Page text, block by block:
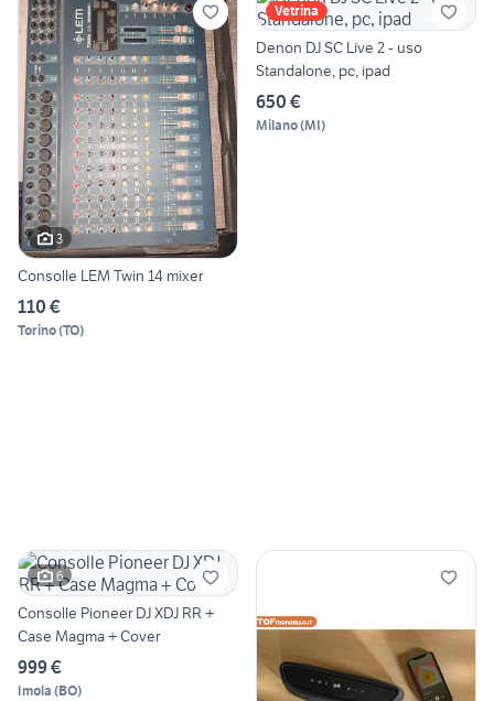
3
Consolle LEM Twin 14 mixer
110 €
Torino(TO)
Vetrina
Denon DJ SC Live 2 - uso
Standalone, pc, ipad
650 €
Milano(MI)
6
Consolle Pioneer DJ XDJ RR +
Case Magma + Cover
999 €
Imola (BO)